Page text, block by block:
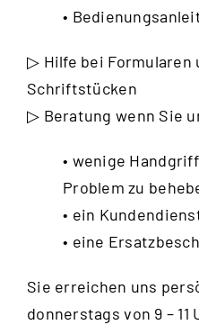
•
▷ Hilfe bei Formularen
Schriftstücken
▷ Beratung wenn Sie
• wenige
Problem zu
• ein
• eine
Sie erreichen uns
donnerstags von 9 – 11